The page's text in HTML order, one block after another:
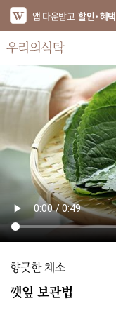
앱 다운받고 할인·혜
향긋한 채소
깻잎 보관법